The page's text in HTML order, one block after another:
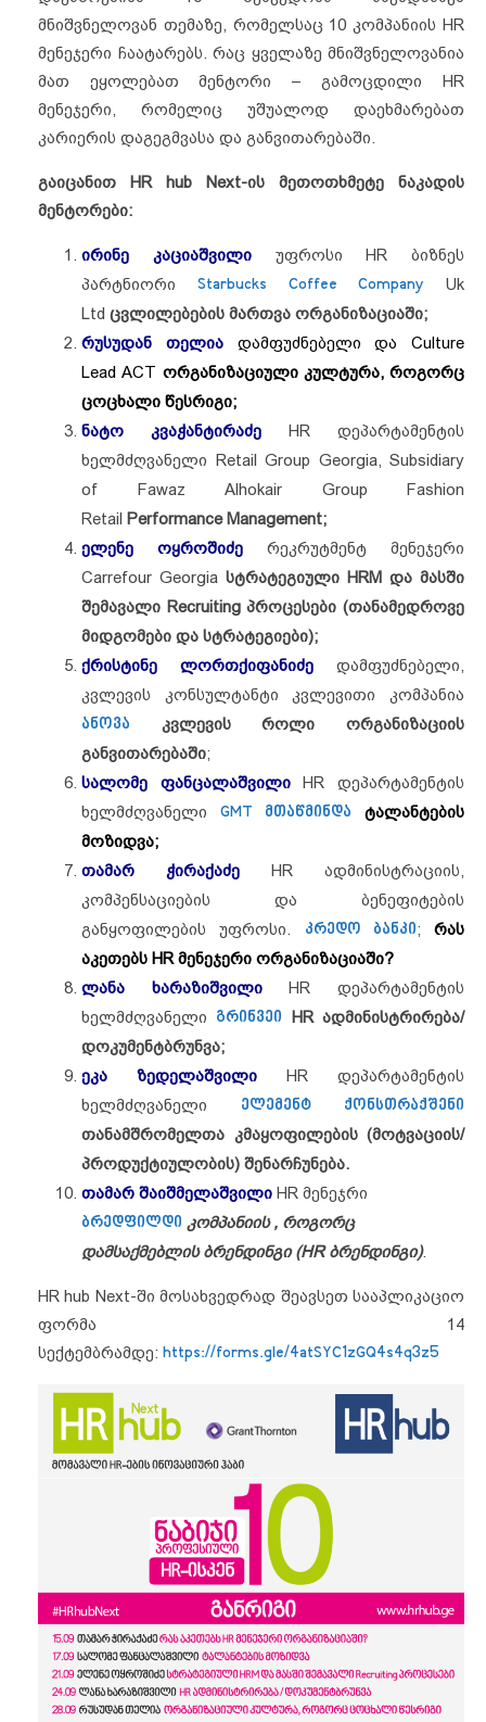
მნიშვნელოვან თემაზე, რომელსაც 10 კომპანიის HR
მენეჯერი ჩაატარებს. რაც ყველაზე მნიშვნელოვანია
მათ ეყოლებათ მენტორი – გამოცდილი HR
მენეჯერი, რომელიც უშუალოდ დაეხმარებათ
კარიერის დაგეგმვასა და განვითარებაში.
გაიცანით HR hub Next-ის მეთოთხმეტე ნაკადის
მენტორები:
ირინე კაციაშვილიუფროსი HR ბიზნეს
პარტნიორიStarbucks Coffee Company Uk
Ltd ცვლილებების მართვა ორგანიზაციაში;
რუსუდან თელია დამფუძნებელი და Culture
Lead ACT ორგანიზაციული კულტურა, როგორც
ცოცხალი წესრიგი;
ნატო კვაჭანტირაძე HR დეპარტამენტის
ხელმძღვანელი Retail Group Georgia, Subsidiary
of Fawaz Alhokair Group Fashion
Retail Performance Management;
ელენე ოყროშიძე რეკრუტმენტ მენეჯერი
Carrefour Georgia სტრატეგიული HRM და მასში
შემავალი Recruiting პროცესები (თანამედროვე
მიდგომები და სტრატეგიები);
ქრისტინე ლორთქიფანიძე დამფუძნებელი,
კვლევის კონსულტანტი კვლევითი კომპანია
ანოვა
კვლევის როლი ორგანიზაციის
განვითარებაში;
სალომე ფანცალაშვილიHR დეპარტამენტის
ხელმძღვანელი GMT მთაწმინდა
ტალანტების
მოზიდვა;
თამარ ჭირაქაძე HR ადმინისტრაციის,
კომპენსაციების და ბენეფიტების
განყოფილების უფროსი. კრედო ბანკი; რას
აკეთებს HR მენეჯერი ორგანიზაციაში?
ლანა ხარაზიშვილიHR დეპარტამენტის
ხელმძღვანელი გრინვეი
HR ადმინისტრირება/
დოკუმენტბრუნვა;
ეკა ზედელაშვილი HR დეპარტამენტის
ხელმძღვანელი ელემენტ ქონსთრაქშენი
თანამშრომელთა კმაყოფილების (მოტვაციის/
პროდუქტიულობის) შენარჩუნება.
თამარ შაიშმელაშვილი HR მენეჯრი
ბრედფილდი კომპანიის , როგორც
დამსაქმებლის ბრენდინგი (HRბრენდინგი).
HR hub Next-ში მოსახვედრად შეავსეთ სააპლიკაციო
ფორმა 14
სექტემბრამდე: https://forms.gle/4atSYC1zGQ4s4q3z5